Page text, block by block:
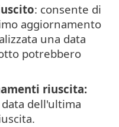
: consente di
aggiornamento
una data
potrebbero
riuscita:
dell'ultima